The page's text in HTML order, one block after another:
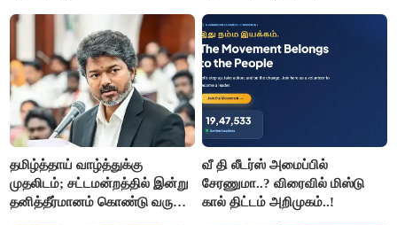
தமிழ்த்தாய் வாழ்த்துக்கு
முதலிடம்; சட்டமன்றத்தில் இன்று
தனித்தீர்மானம் கொண்டு வரும்
வீ தி லீடர்ஸ் அமைப்பில்
சேரணுமா..? விரைவில் மிஸ்டு
கால் திட்டம் அறிமுகம்..!